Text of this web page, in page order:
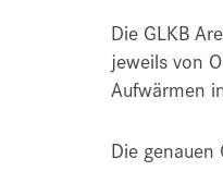
Die GLKB
jeweils von
Aufwärmen
Die